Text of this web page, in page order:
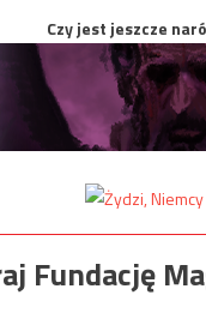
Czy jest jeszcze
Fundację